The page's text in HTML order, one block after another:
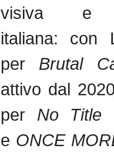
visiva e
italiana: con
per Brutal
attivo dal
per No
e ONCE